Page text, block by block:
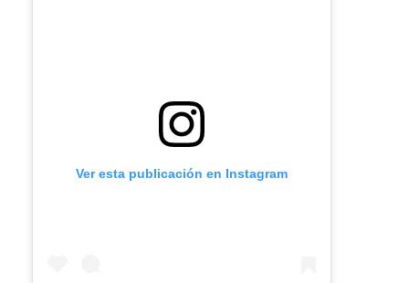
Ver esta publicación en Instagram